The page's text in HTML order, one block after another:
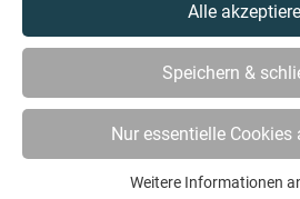
Alle
Speichern &
Nur essentielle Cookies
Weitere Informationen
AKTUELLES